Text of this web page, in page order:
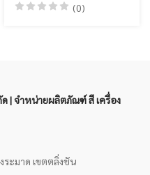
(0)
| จำหน่ายผลิตภัณฑ์ สี เครื่อง
ะมาด เขตตลิ่งชัน